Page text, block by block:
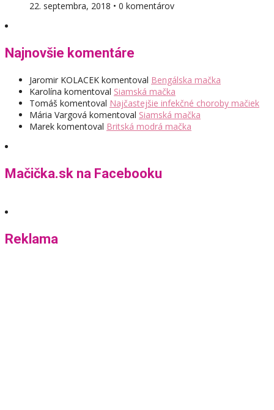
22. septembra, 2018 • 0 komentárov
Najnovšie komentáre
Jaromir KOLACEK komentoval Bengálska mačka
Karolína komentoval Siamská mačka
Tomáš komentoval Najčastejšie infekčné choroby mačiek
Mária Vargová komentoval Siamská mačka
Marek komentoval Britská modrá mačka
Mačička.sk na Facebooku
Reklama